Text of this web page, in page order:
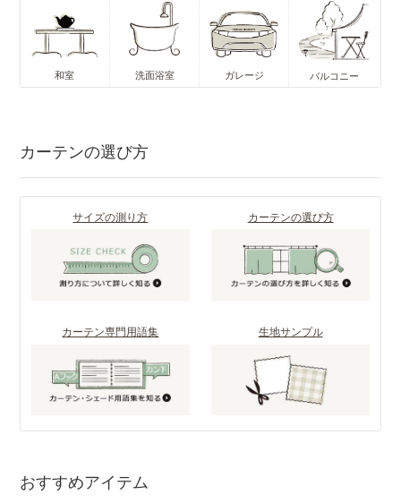
和室 洗面浴室 ガレージ バルコニー
カーテンの選び方
サイズの測り方 カーテンの選び方
カーテン専門用語集 生地サンプル
おすすめアイテム